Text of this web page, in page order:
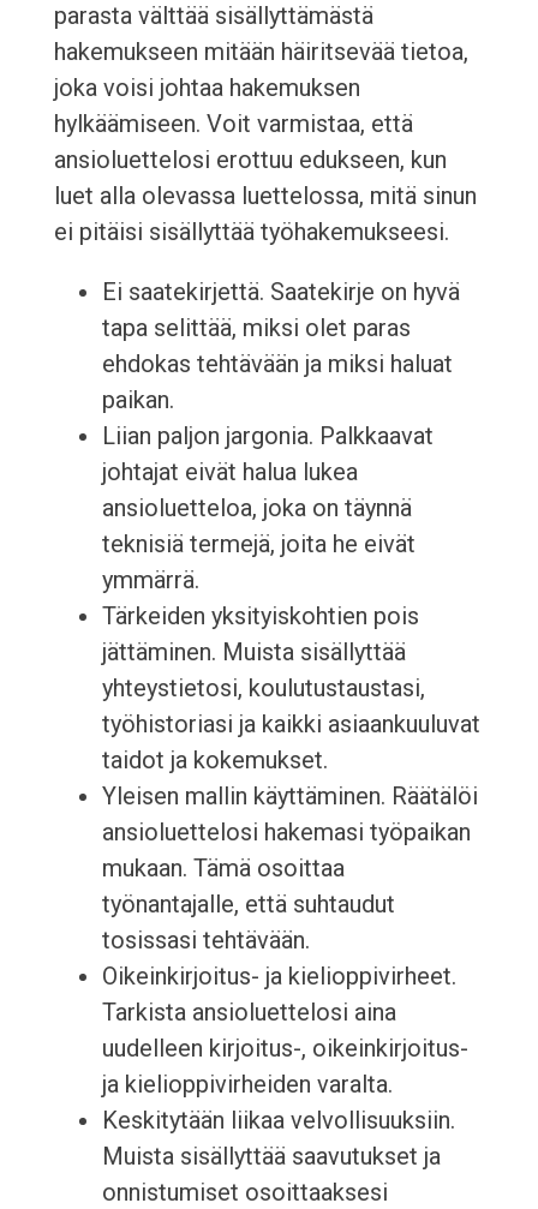
parasta välttää sisällyttämästä
hakemukseen mitään häiritsevää tietoa,
joka voisi johtaa hakemuksen
hylkäämiseen. Voit varmistaa, että
ansioluettelosi erottuu edukseen, kun
luet alla olevassa luettelossa, mitä sinun
ei pitäisi sisällyttää työhakemukseesi.
Ei saatekirjettä. Saatekirje on hyvä
tapa selittää, miksi olet paras
ehdokas tehtävään ja miksi haluat
paikan.
Liian paljon jargonia. Palkkaavat
johtajat eivät halua lukea
ansioluetteloa, joka on täynnä
teknisiä termejä, joita he eivät
ymmärrä.
Tärkeiden yksityiskohtien pois
jättäminen. Muista sisällyttää
yhteystietosi, koulutustaustasi,
työhistoriasi ja kaikki asiaankuuluvat
taidot ja kokemukset.
Yleisen mallin käyttäminen. Räätälöi
ansioluettelosi hakemasi työpaikan
mukaan. Tämä osoittaa
työnantajalle, että suhtaudut
tosissasi tehtävään.
Oikeinkirjoitus- ja kielioppivirheet.
Tarkista ansioluettelosi aina
uudelleen kirjoitus-, oikeinkirjoitus-
ja kielioppivirheiden varalta.
Keskitytään liikaa velvollisuuksiin.
Muista sisällyttää saavutukset ja
onnistumiset osoittaaksesi